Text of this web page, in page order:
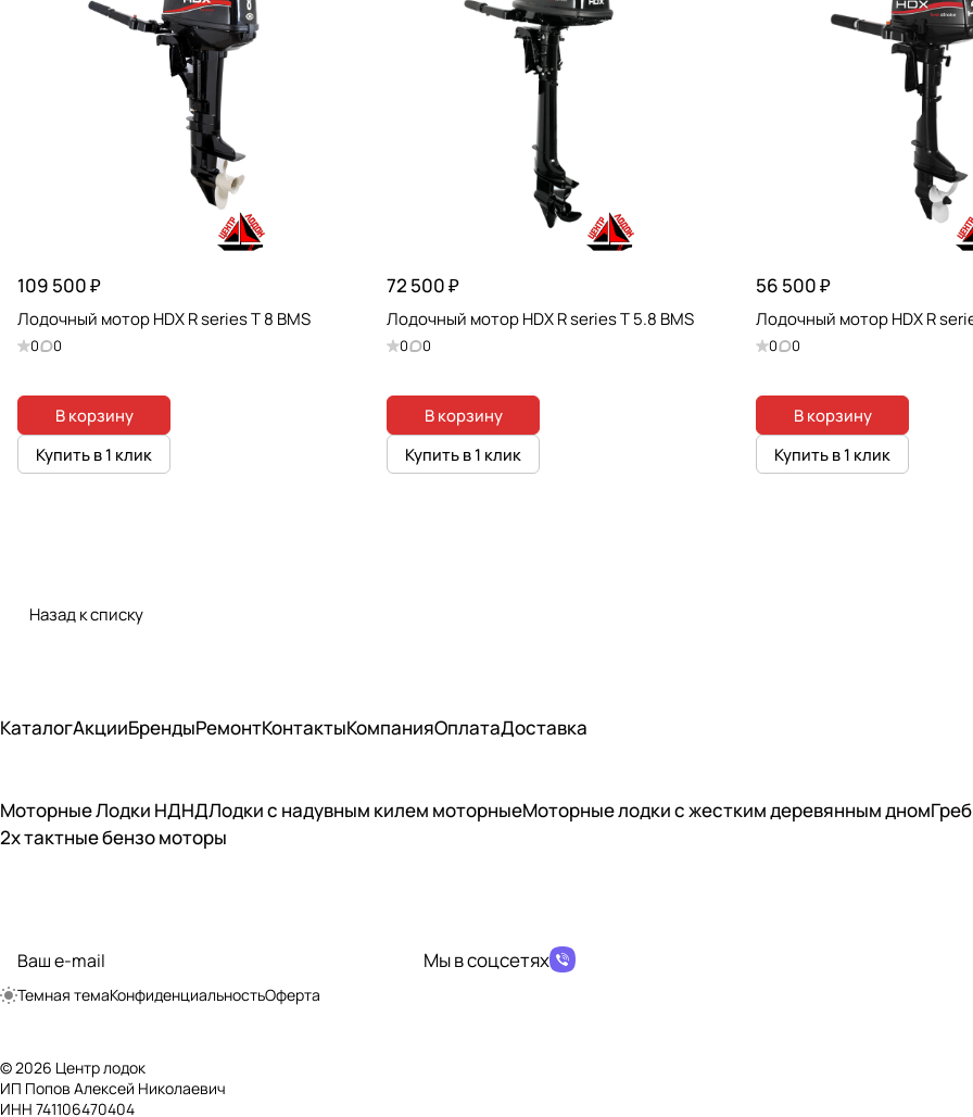
109 500 ₽
Лодочный мотор HDX R series T 8 BMS
0 0
В корзину
Купить в 1 клик
72 500 ₽
Лодочный мотор HDX R series T 5.8 BMS
0 0
В корзину
Купить в 1 клик
56 500 ₽
Лодочный мотор HDX R
0 0
В корзину
Купить в 1 клик
Назад к списку
КаталогАкцииБрендыРемонтКонтактыКомпанияОплатаДоставка
Моторные Лодки НДНДЛодки с надувным килем моторныеМоторные лодки с жестким деревянным дном
2х тактные бензо моторы
Мы в соцсетях
Темная темаКонфиденциальностьОферта
© 2026 Центр лодок
ИП Попов Алексей Николаевич
ИНН 741106470404